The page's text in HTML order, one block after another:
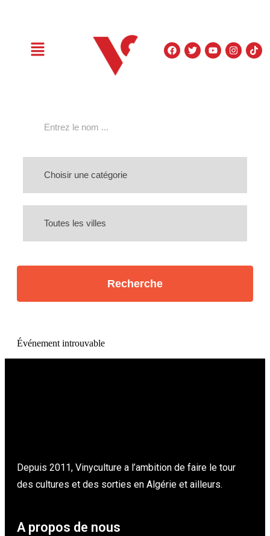
Événement introuvable
Depuis 2011, Vinyculture a l’ambition de faire le tour
des cultures et des sorties en Algérie et ailleurs.
A propos de nous